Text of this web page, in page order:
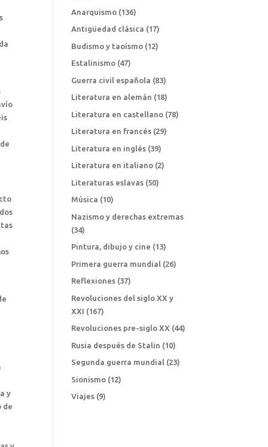
y
de
Anarquismo (136)
Antigüedad clásica (17)
Budismo y taoísmo (12)
Estalinismo (47)
Guerra civil española (83)
Literatura en alemán (18)
Literatura en castellano (78)
Literatura en francés (29)
Literatura en inglés (39)
Literatura en italiano (2)
Literaturas eslavas (50)
Música (10)
Nazismo y derechas extremas
(34)
Pintura, dibujo y cine (13)
Primera guerra mundial (26)
Reflexiones (37)
Revoluciones del siglo XX y
XXI (167)
Revoluciones pre-siglo XX (44)
Rusia después de Stalin (10)
Segunda guerra mundial (23)
Sionismo (12)
Viajes (9)